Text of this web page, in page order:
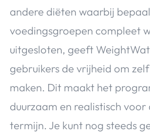
andere diëten waarbij
voedingsgroepen compleet
uitgesloten, geeft
gebruikers de vrijheid om
maken. Dit maakt het
duurzaam en realistisch voor
termijn. Je kunt nog steeds